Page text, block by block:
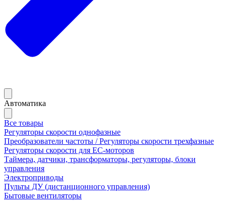
Автоматика
Все товары
Регуляторы скорости однофазные
Преобразователи частоты / Регуляторы скорости трехфазные
Регуляторы скорости для ЕС-моторов
Таймера, датчики, трансформаторы, регуляторы, блоки
управления
Электроприводы
Пульты ДУ (дистанционного управления)
Бытовые вентиляторы